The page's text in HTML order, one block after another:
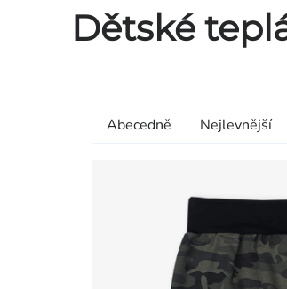
Dětské
Řazení
Abecedně Nejlevnější
produktů